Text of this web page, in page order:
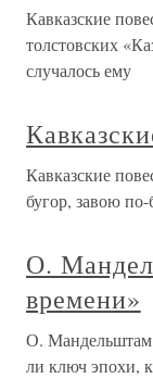
Кавказские
толстовских
случалось ему
Кавказские
бугор, завою
О.
времени»
О.
ли ключ эпохи,